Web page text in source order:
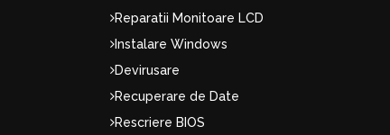
Reparatii Monitoare LCD
Instalare Windows
Devirusare
Recuperare de Date
Rescriere BIOS